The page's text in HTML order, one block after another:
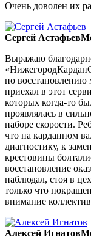
Очень доволен их
Сергей Астафьев
Выражаю
по восстановлению
приехал в этот
которых когда-то
проявлялась в
наборе скорости.
что на карданном
диагностику, к
крестовины
восстановление
наблюдал, стоя в
только что
внимание
Алексей Игнатов